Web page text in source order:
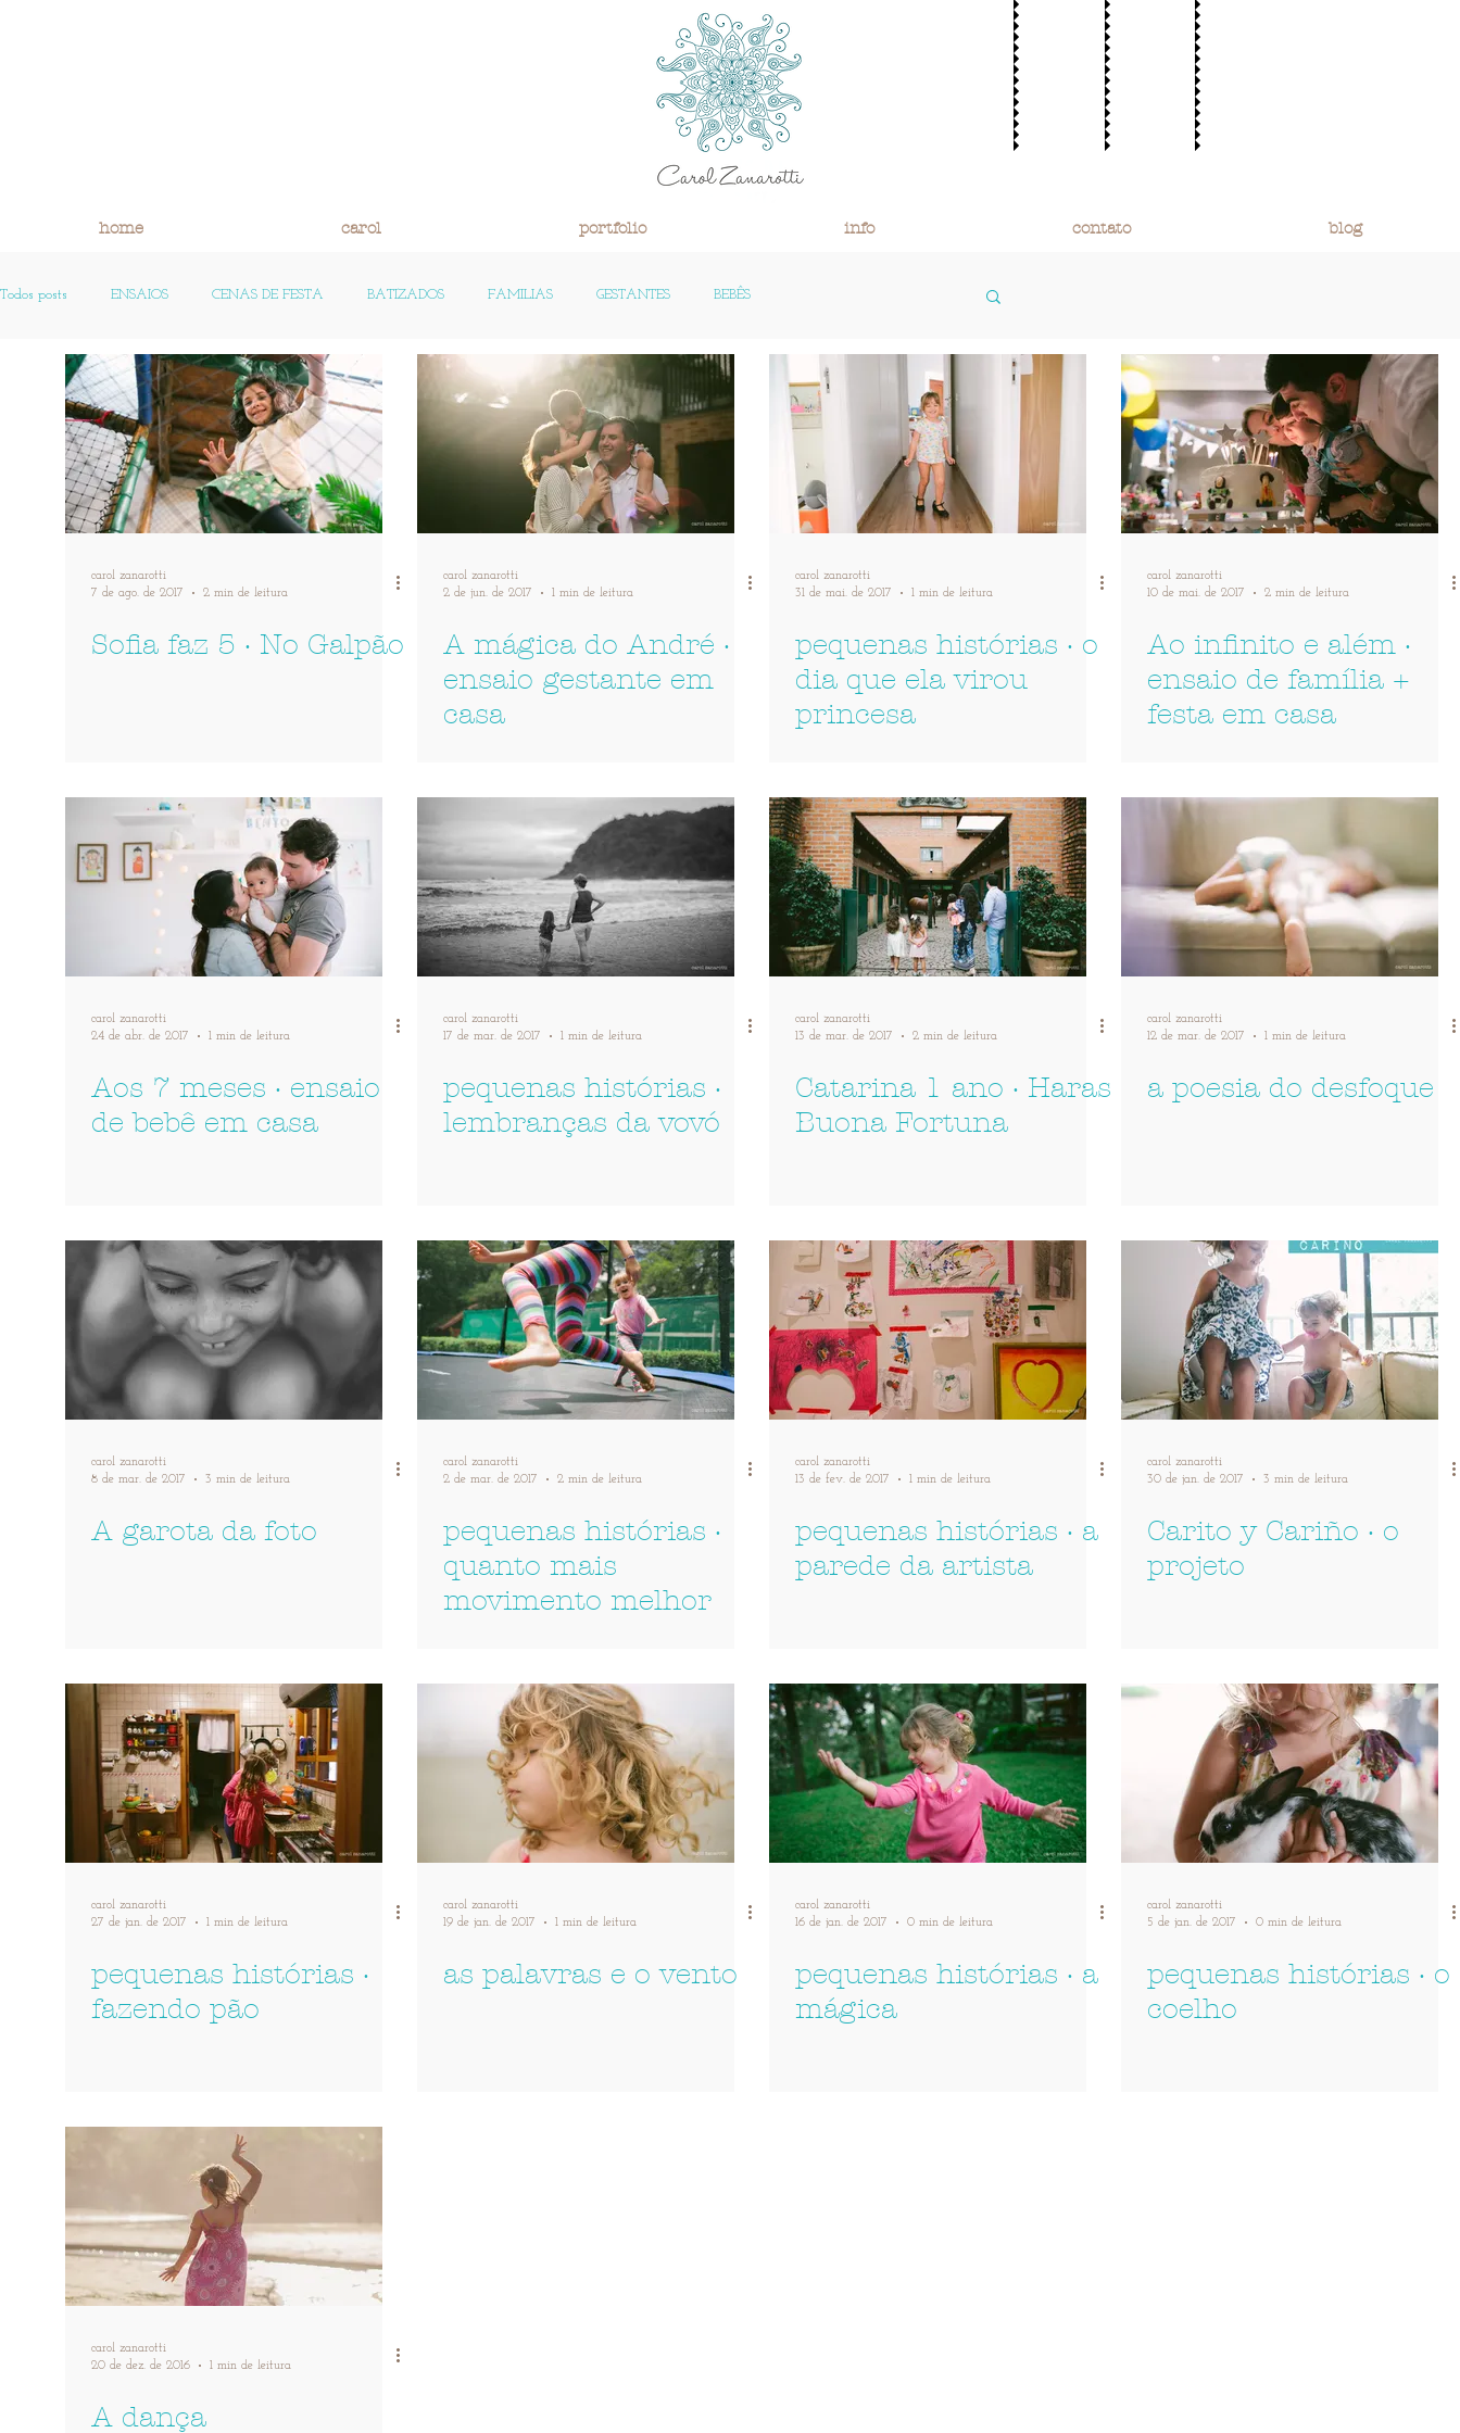
home carol portfolio info contato blog
Todos posts ENSAIOS CENAS DE FESTA BATIZADOS FAMILIAS GESTANTES BEBÊS
FOTO HISTÓRIA E REFLEXÃO PEQUENAS HISTÓRIAS OS MEUS
carol zanarotti
7 de ago. de 2017
2 min de leitura
Sofia faz 5 · No Galpão
carol zanarotti
2 de jun. de 2017
1 min de leitura
A mágica do André ·
ensaio gestante em
casa
carol zanarotti
31 de mai. de 2017
1 min de leitura
pequenas histórias · o
dia que ela virou
princesa
carol zanarotti
10 de mai. de 2017
2 min de leitura
Ao infinito e além ·
ensaio de família +
festa em casa
carol zanarotti
24 de abr. de 2017
1 min de leitura
Aos 7 meses · ensaio
de bebê em casa
carol zanarotti
17 de mar. de 2017
1 min de leitura
pequenas histórias ·
lembranças da vovó
carol zanarotti
13 de mar. de 2017
2 min de leitura
Catarina 1 ano · Haras
Buona Fortuna
carol zanarotti
12 de mar. de 2017
1 min de leitura
a poesia do desfoque
carol zanarotti
8 de mar. de 2017
3 min de leitura
A garota da foto
carol zanarotti
2 de mar. de 2017
2 min de leitura
pequenas histórias ·
quanto mais
movimento melhor
carol zanarotti
13 de fev. de 2017
1 min de leitura
pequenas histórias · a
parede da artista
carol zanarotti
30 de jan. de 2017
3 min de leitura
Carito y Cariño · o
projeto
carol zanarotti
27 de jan. de 2017
1 min de leitura
pequenas histórias ·
fazendo pão
carol zanarotti
19 de jan. de 2017
1 min de leitura
as palavras e o vento
carol zanarotti
16 de jan. de 2017
0 min de leitura
pequenas histórias · a
mágica
carol zanarotti
5 de jan. de 2017
0 min de leitura
pequenas histórias · o
coelho
carol zanarotti
20 de dez. de 2016
1 min de leitura
A dança